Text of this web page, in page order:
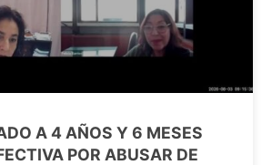
A 4 AÑOS Y 6 MESES
POR ABUSAR DE